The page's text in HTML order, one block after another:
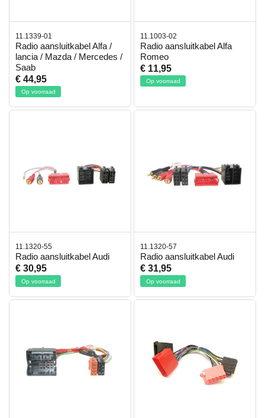
11.1339-01
Radio aansluitkabel Alfa /
lancia / Mazda / Mercedes /
Saab
€ 44,95
Op voorraad
11.1003-02
Radio aansluitkabel Alfa
Romeo
€ 11,95
Op voorraad
11.1320-55
Radio aansluitkabel Audi
€ 30,95
Op voorraad
11.1320-57
Radio aansluitkabel Audi
€ 31,95
Op voorraad